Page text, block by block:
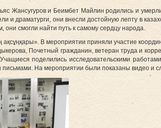
Жансугуров и Беимбет Майлин родились и
и драматурги, они внесли достойную лепту в
смогли найти путь к самому сердцу народа.
ақсұңқары». В мероприятии приняли участие
Почетный гражданин, ветеран труда и
поделились исследовательскими работами
На мероприятии были показаны видео и